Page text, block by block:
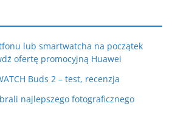
lub smartwatcha na początek
ofertę promocyjną Huawei
Buds 2 – test, recenzja
najlepszego fotograficznego